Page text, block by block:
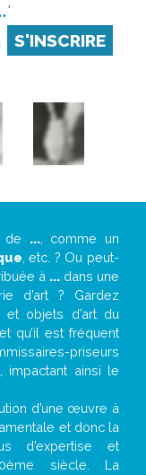
'
S'INSCRIRE
de ..., comme un
, etc. ? Ou peut-
à ... dans une
d’art ? Gardez
objets d’art du
qu’il est fréquent
priseurs
impactant ainsi le
d’une œuvre à
et donc la
d’expertise et
siècle. La